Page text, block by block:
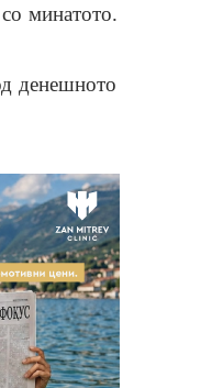
минатото.
денешното